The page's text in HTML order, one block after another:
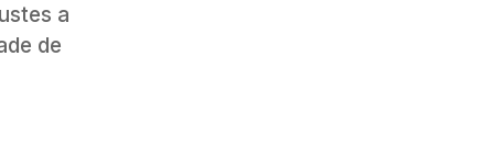
a
de